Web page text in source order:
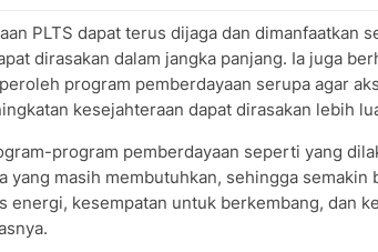
PLTS dapat terus dijaga dan dimanfaatkan
dirasakan dalam jangka panjang. Ia juga
program pemberdayaan serupa agar
kesejahteraan dapat dirasakan lebih
program pemberdayaan seperti yang
yang masih membutuhkan, sehingga semakin
energi, kesempatan untuk berkembang, dan